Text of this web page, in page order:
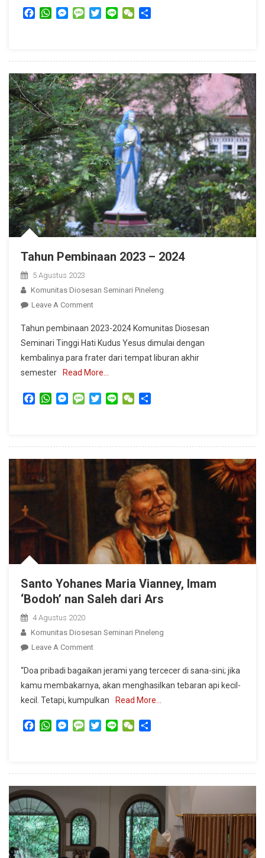
FacebookWhatsApp
Messenger
Message
Twitter
Line WeChat
Tahun Pembinaan 2023 – 2024
5 Agustus 2023
Komunitas Diosesan Seminari Pineleng
Leave A CommentOn
Pembinaan
2023
–
2024
Tahun pembinaan 2023-2024 Komunitas Diosesan
Seminari Tinggi Hati Kudus Yesus dimulai dengan
kembalinya para frater dari tempat liburan akhir
semester
Read More…
FacebookWhatsApp
Messenger
Message
Twitter
Line WeChat
Santo Yohanes Maria Vianney, Imam
‘Bodoh’ nan Saleh dari Ars
4 Agustus 2020
Komunitas Diosesan Seminari Pineleng
Leave A CommentOn
Yohanes
Maria
Vianney,
‘Bodoh’
“Doa pribadi bagaikan jerami yang tercecer di sana-sini; jika
kamu membakarnya, akan menghasilkan tebaran api kecil-
kecil. Tetapi, kumpulkan
Read More…
FacebookWhatsApp
Messenger
Message
Twitter
Line WeChat